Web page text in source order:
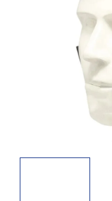
hviezdičiek.